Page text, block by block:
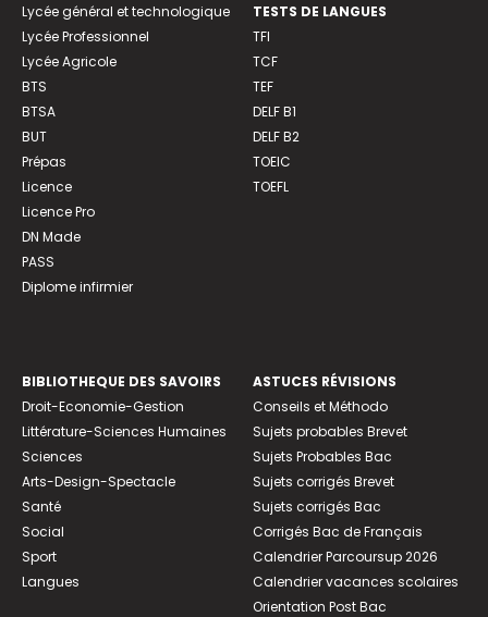
Lycée général et technologique
Lycée Professionnel
Lycée Agricole
BTS
BTSA
BUT
Prépas
Licence
Licence Pro
DN Made
PASS
Diplome infirmier
TESTS DE LANGUES
TFI
TCF
TEF
DELF B1
DELF B2
TOEIC
TOEFL
BIBLIOTHEQUE DES SAVOIRS
Droit-Economie-Gestion
Littérature-Sciences Humaines
Sciences
Arts-Design-Spectacle
Santé
Social
Sport
Langues
ASTUCES RÉVISIONS
Conseils et Méthodo
Sujets probables Brevet
Sujets Probables Bac
Sujets corrigés Brevet
Sujets corrigés Bac
Corrigés Bac de Français
Calendrier Parcoursup 2026
Calendrier vacances scolaires
Orientation Post Bac